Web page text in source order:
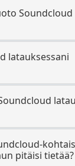
Soundcloud
latauksessani
pitäisi tietää?